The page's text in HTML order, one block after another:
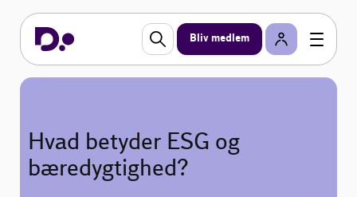
Bliv medlem
Hvad betyder ESG og
bæredygtighed?